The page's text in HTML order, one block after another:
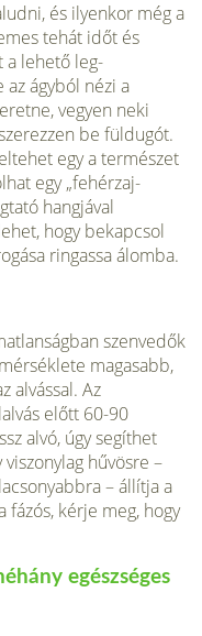
és ilyenkor még a
tehát időt és
a lehető leg­
ágyból nézi a
vegyen neki
be füldugót.
egy a természet
egy „fehérzaj-
hangjával
hogy bekapcsol
ringassa álomba.
szenvedők
magasabb,
alvással. Az
előtt 60-90
alvó, úgy segíthet
hűvösre –
– állítja a
fázós, kérje meg, hogy
egészséges